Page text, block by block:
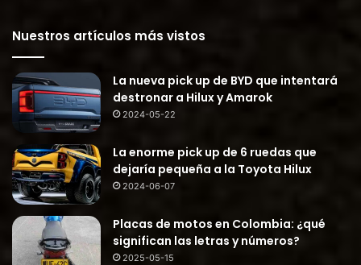
Nuestros artículos más vistos
La nueva pick up de BYD que intentará
destronar a Hilux y Amarok
2024-05-22
La enorme pick up de 6 ruedas que
dejaría pequeña a la Toyota Hilux
2024-06-07
Placas de motos en Colombia: ¿qué
significan las letras y números?
2025-05-15